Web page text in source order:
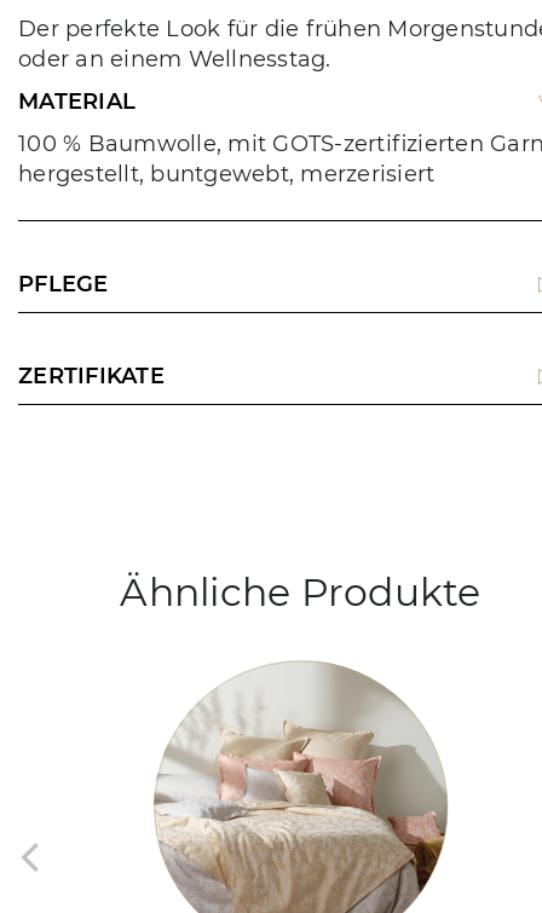
Der perfekte Look für die frühen
oder an einem Wellnesstag.
MATERIAL
100 % Baumwolle, mit GOTS-zertifizierten
hergestellt, buntgewebt, merzerisiert
PFLEGE
ZERTIFIKATE
Ähnliche Produkte